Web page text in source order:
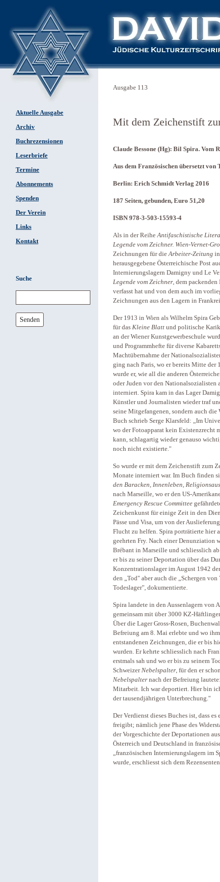
Aktuelle Ausgabe
Archiv
Buchrezensionen
Leserbriefe
Termine
Abonnements
Spenden
Der Verein
Links
Kontakt
Suche
Senden
Ausgabe 113
Mit dem Zeichenstift
Claude Bessone (Hg): Bil Spira. Vom
Aus dem Französischen übersetzt
Berlin: Erich Schmidt Verlag 2016
187 Seiten, gebunden, Euro 51,20
ISBN 978-3-503-15593-4
Als in der ReiheAntifaschistische
Legende vom Zeichner. Wien-Vernet-
Zeichnungen für dieArbeiter-Zeitung
herausgegebene Österreichische Post
Internierungslagern Damigny und Le
Legende vom Zeichner, dem packenden
verfasst hat und von dem auch im
Zeichnungen aus den Lagern in
Der 1913 in Wien als Wilhelm Spira
für das Kleine Blatt und politische
an der Wiener Kunstgewerbeschule
und Programmhefte für diverse
Machtübernahme der
ging nach Paris, wo er bereits Mitte
wurde er, wie all die anderen
oder Juden vor den
interniert. Spira kam in das Lager
Künstler und Journalisten wieder traf
seine Mitgefangenen, sondern auch die
Buch schrieb Serge Klarsfeld: „Im
wo der Fotoapparat kein Existenzrecht
kann, schlagartig wieder genauso
noch nicht existierte."
So wurde er mit dem Zeichenstift zum
Monate interniert war. Im Buch finden
den Baracken, Innenleben,
nach Marseille, wo er den US-
Emergency Rescue Committee
Zeichenkunst für einige Zeit in den
Pässe und Visa, um von der
Flucht zu helfen. Spira porträtierte hier
geehrten Fry. Nach einer Denunziation
Brébant in Marseille und schliesslich
er bis zu seiner Deportation über das
Konzentrationslager im August 1942
den „Tod" aber auch die „Schergen
Todeslager", dokumentierte.
Spira landete in den Aussenlagern von
gemeinsam mit über 3000 KZ-
Über die Lager Gross-Rosen,
Befreiung am 8. Mai erlebte und wo
entstandenen Zeichnungen, die er bis
wurden. Er kehrte schliesslich nach
erstmals sah und wo er bis zu seinem
SchweizerNebelspalter, für den er
Nebelspalter nach der Befreiung
Mitarbeit. Ich war deportiert. Hier bin
der tausendjährigen Unterbrechung."
Der Verdienst dieses Buches ist, dass
freigibt; nämlich jene Phase des
der Vorgeschichte der Deportationen
Österreich und Deutschland in
„französischen Internierungslagern im
wurde, erschliesst sich dem